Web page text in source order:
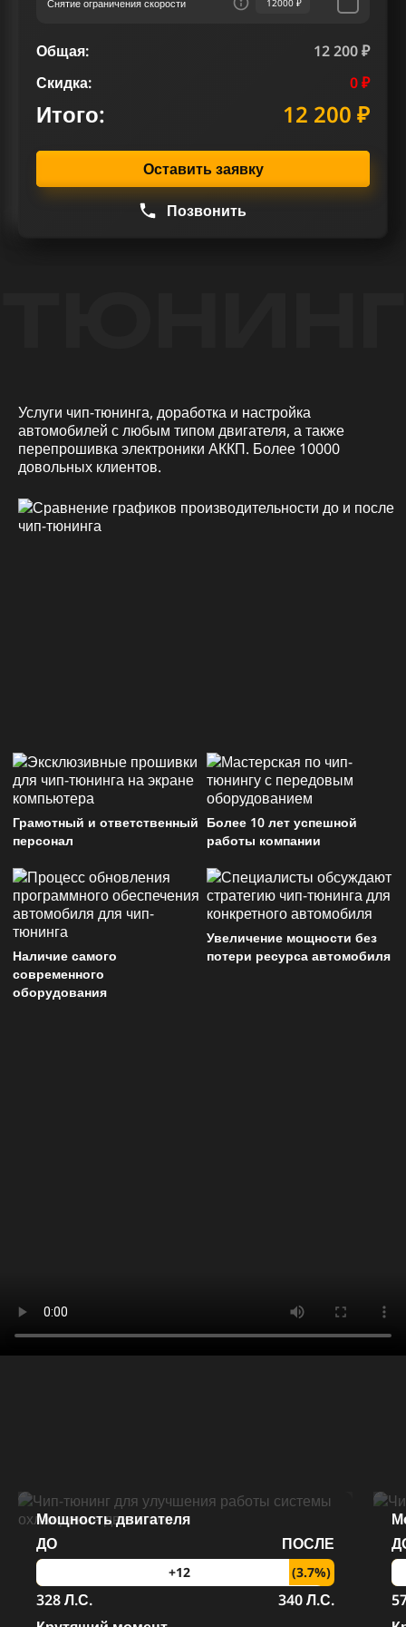
Снятие ограничения скорости 12000 ₽
Общая:
12 200 ₽
Скидка:
0 ₽
Итого: 12 200 ₽
Оставить заявку
Позвонить
Услуги чип-тюнинга, доработка и настройка
автомобилей с любым типом двигателя, а также
перепрошивка электроники АККП. Более 10000
довольных клиентов.
Грамотный и ответственный
персонал
Более 10 лет успешной
работы компании
Наличие самого
современного
оборудования
Увеличение мощности без
потери ресурса автомобиля
Мощность двигателя
ДО
ПОСЛЕ
+12 (3.7%)
328 Л.С.
340 Л.С.